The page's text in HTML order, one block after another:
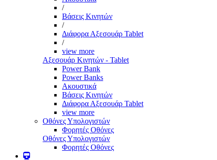
/
Βάσεις Κινητών
/
Διάφορα Αξεσουάρ Tablet
/
view more
Αξεσουάρ Κινητών - Tablet
Power Bank
Power Banks
Ακουστικά
Βάσεις Κινητών
Διάφορα Αξεσουάρ Tablet
view more
Οθόνες Υπολογιστών
Φορητές Οθόνες
Οθόνες Υπολογιστών
Φορητές Οθόνες